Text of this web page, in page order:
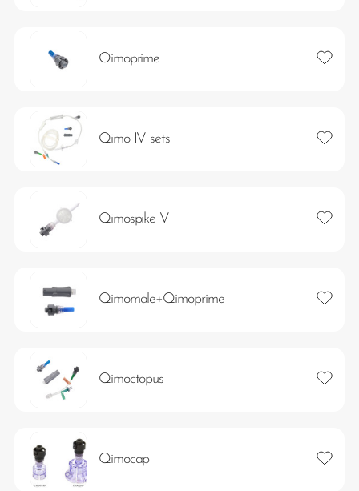
Qimoprime Lägg
Qimo IV sets Lägg
Qimospike V Lägg
Qimomale+Qimoprime Lägg
Qimoctopus Lägg
Qimocap Lägg